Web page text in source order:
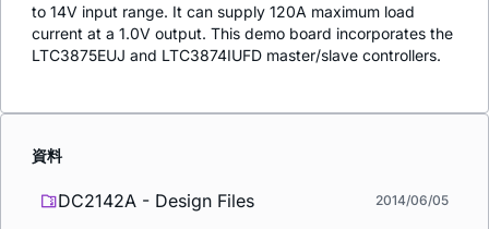
to 14V input range. It can supply 120A maximum load
current at a 1.0V output. This demo board incorporates the
LTC3875EUJ and LTC3874IUFD master/slave controllers.
資料
DC2142A - Design Files 2014/06/05